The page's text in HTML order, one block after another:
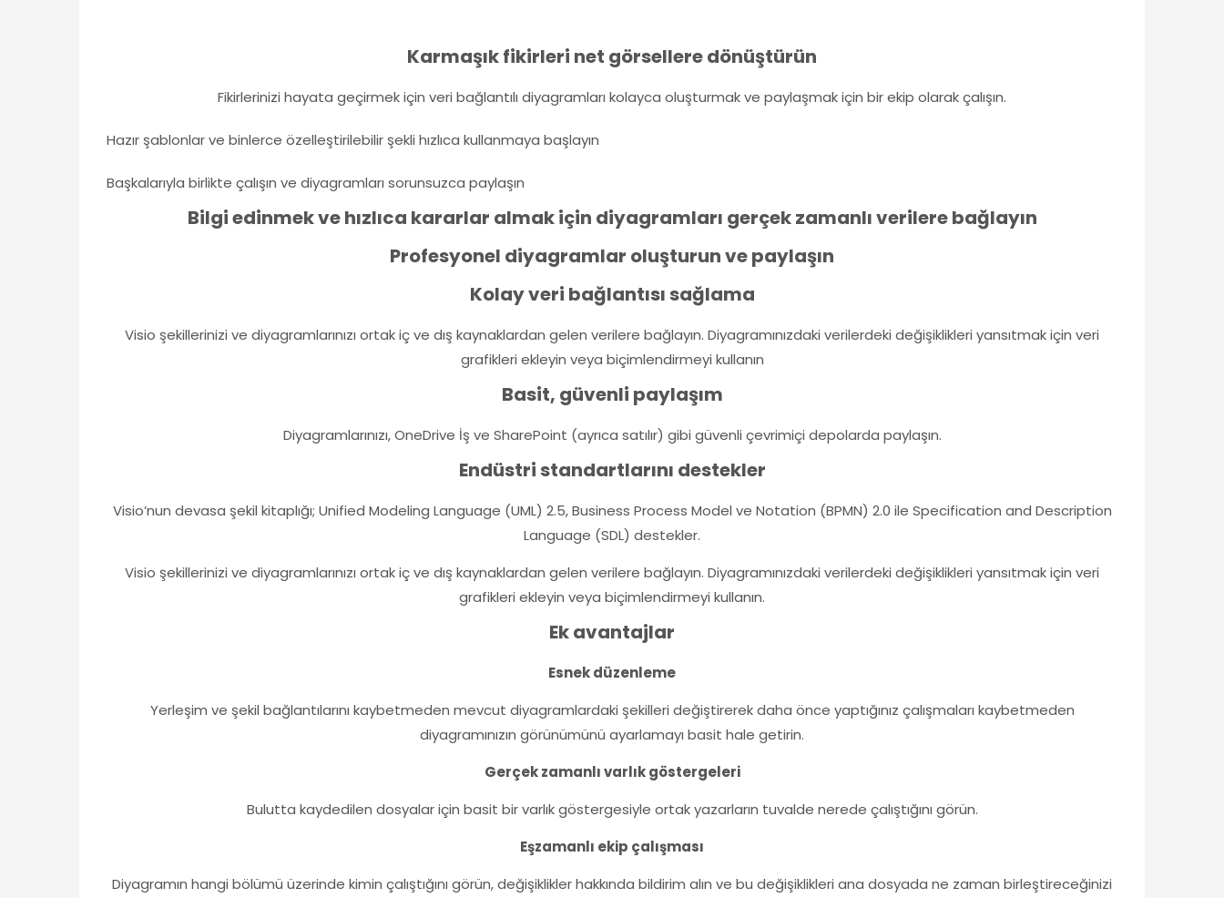
Karmaşık fikirleri net görsellere dönüştürün
Fikirlerinizi hayata geçirmek için veri bağlantılı diyagramları kolayca oluşturmak ve paylaşmak için bir ekip olarak çalışın.
Hazır şablonlar ve binlerce özelleştirilebilir şekli hızlıca kullanmaya başlayın
Başkalarıyla birlikte çalışın ve diyagramları sorunsuzca paylaşın
Bilgi edinmek ve hızlıca kararlar almak için diyagramları gerçek zamanlı verilere bağlayın
Profesyonel diyagramlar oluşturun ve paylaşın
Kolay veri bağlantısı sağlama
Visio şekillerinizi ve diyagramlarınızı ortak iç ve dış kaynaklardan gelen verilere bağlayın. Diyagramınızdaki verilerdeki değişiklikleri yansıtmak için veri
grafikleri ekleyin veya biçimlendirmeyi kullanın
Basit, güvenli paylaşım
Diyagramlarınızı, OneDrive İş ve SharePoint (ayrıca satılır) gibi güvenli çevrimiçi depolarda paylaşın.
Endüstri standartlarını destekler
Visio’nun devasa şekil kitaplığı; Unified Modeling Language (UML) 2.5, Business Process Model ve Notation (BPMN) 2.0 ile Specification and Description
Language (SDL) destekler.
Visio şekillerinizi ve diyagramlarınızı ortak iç ve dış kaynaklardan gelen verilere bağlayın. Diyagramınızdaki verilerdeki değişiklikleri yansıtmak için veri
grafikleri ekleyin veya biçimlendirmeyi kullanın.
Ek avantajlar
Esnek düzenleme
Yerleşim ve şekil bağlantılarını kaybetmeden mevcut diyagramlardaki şekilleri değiştirerek daha önce yaptığınız çalışmaları kaybetmeden
diyagramınızın görünümünü ayarlamayı basit hale getirin.
Gerçek zamanlı varlık göstergeleri
Bulutta kaydedilen dosyalar için basit bir varlık göstergesiyle ortak yazarların tuvalde nerede çalıştığını görün.
Eşzamanlı ekip çalışması
Diyagramın hangi bölümü üzerinde kimin çalıştığını görün, değişiklikler hakkında bildirim alın ve bu değişiklikleri ana dosyada ne zaman birleştireceğinizi